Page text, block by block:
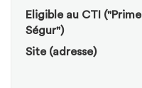
Eligible au CTI ("Prime
Ségur")
Site (adresse)